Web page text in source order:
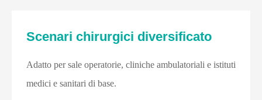
Scenari chirurgici diversificato
Adatto per sale operatorie, cliniche ambulatoriali e istituti
medici e sanitari di base.